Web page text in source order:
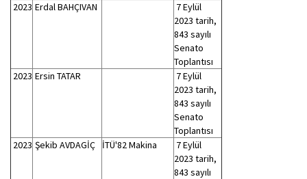
2023 Erdal BAHÇIVAN
7 Eylül
2023 tarih,
843 sayılı
Senato
Toplantısı
2023 Ersin TATAR
7 Eylül
2023 tarih,
843 sayılı
Senato
Toplantısı
2023 Şekib AVDAGİÇ İTÜ'82 Makina
7 Eylül
2023 tarih,
843 sayılı